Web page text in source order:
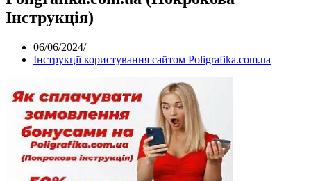
Інструкція)
06/06/2024/
Інструкції користування сайтом Poligrafika.com.ua